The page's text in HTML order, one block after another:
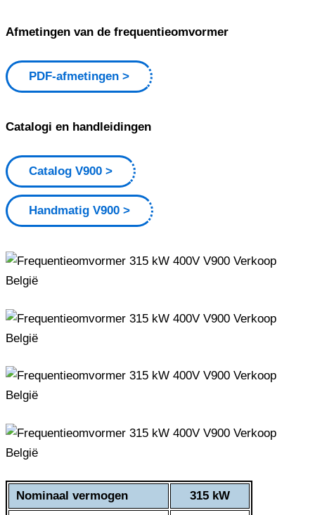
Afmetingen van de frequentieomvormer
PDF-afmetingen
Catalogi en handleidingen
Catalog V900
Handmatig V900
Nominaal vermogen
315 kW